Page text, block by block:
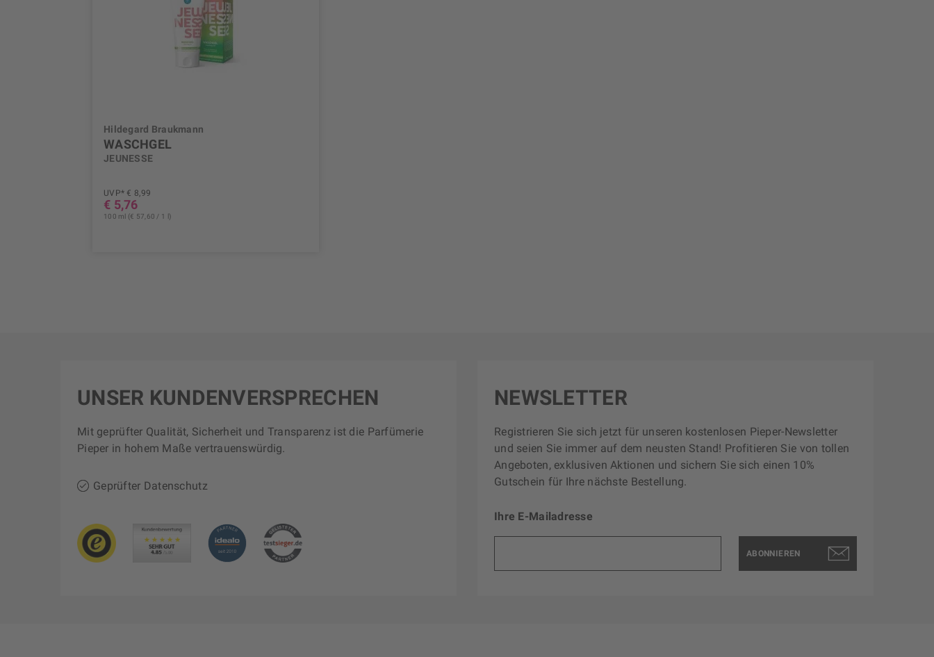
Hildegard Braukmann
WASCHGEL
JEUNESSE
UVP* € 8,99
€ 5,76
100 ml (€ 57,60 / 1 l)
NEWSLETTER
Registrieren Sie sich jetzt für unseren kostenlosen Pieper-Newsletter
und seien Sie immer auf dem neusten Stand! Profitieren Sie von tollen
Angeboten, exklusiven Aktionen und sichern Sie sich einen 10%
Gutschein für Ihre nächste Bestellung.
Ihre E-Mailadresse
ABONNIEREN
UNSER KUNDENVERSPRECHEN
Mit geprüfter Qualität, Sicherheit und Transparenz ist die Parfümerie
Pieper in hohem Maße vertrauenswürdig.
Geprüfter Datenschutz